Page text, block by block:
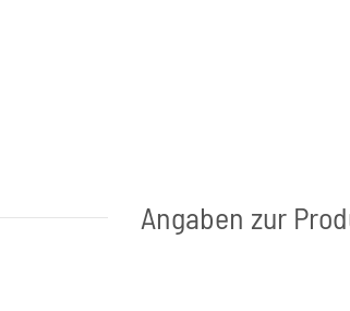
Angaben zur